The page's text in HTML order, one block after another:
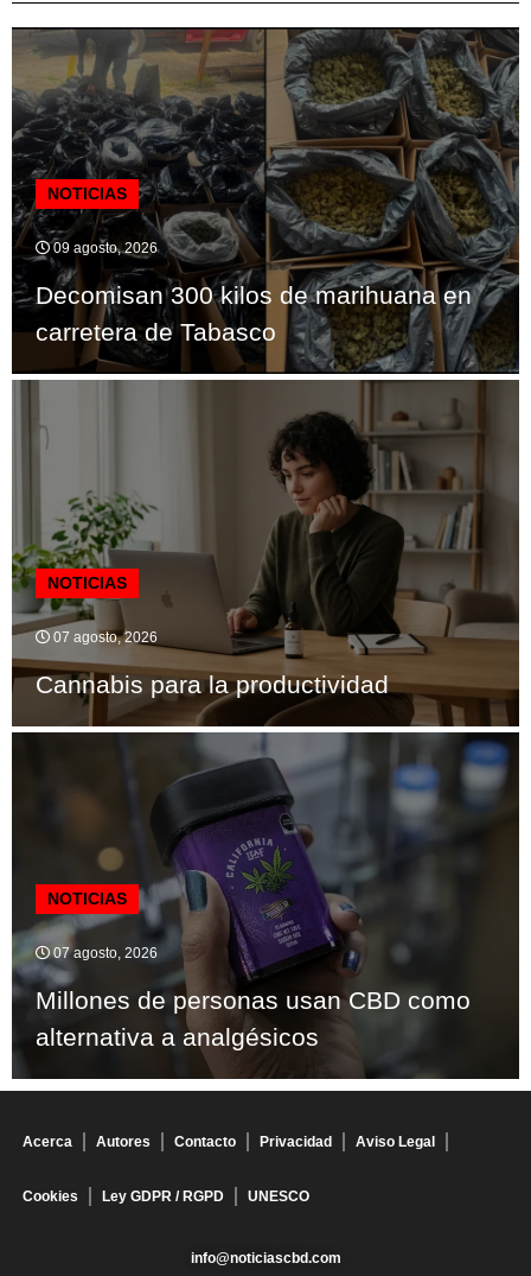
NOTICIAS
09 agosto, 2026
Decomisan 300 kilos de marihuana en
carretera de Tabasco
NOTICIAS
07 agosto, 2026
Cannabis para la productividad
NOTICIAS
07 agosto, 2026
Millones de personas usan CBD como
alternativa a analgésicos
Acerca Autores Contacto Privacidad Aviso Legal
Cookies Ley GDPR / RGPD UNESCO
info@noticiascbd.com